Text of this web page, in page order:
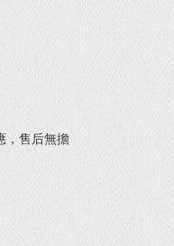
，售后無擔